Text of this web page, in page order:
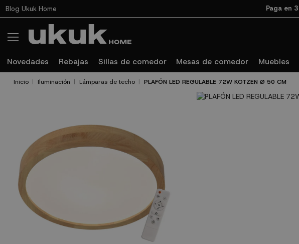
Blog Ukuk Home Paga en 3
Novedades Rebajas Sillas de comedor Mesas de comedor Muebles
Inicio Iluminación Lámparas de techo PLAFÓN LED REGULABLE 72W KOTZEN Ø 50 CM